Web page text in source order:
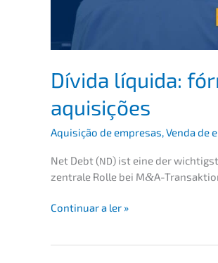
Dívida líqui­da:
aquisições
Aquisi­ção de empre­sas,Venda de
Net Debt (ND) ist eine der
zentra­le Rolle bei M&A-
Dívida
Conti­nu­ar a ler »